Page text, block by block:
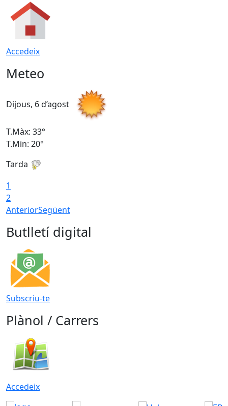
Accedeix
Meteo
Dijous, 6 d’agost
T.Màx: 33°
T.Min: 20°
Tarda
1
2
AnteriorSegüent
Butlletí digital
Subscriu-te
Plànol / Carrers
Accedeix